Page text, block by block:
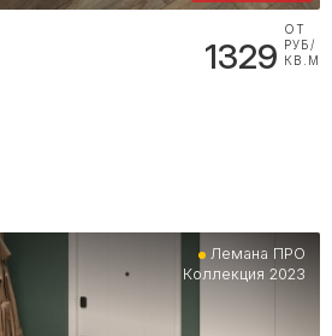
1329
ОТ
РУБ/
КВ.М
Лемана ПРО
Коллекция 2023